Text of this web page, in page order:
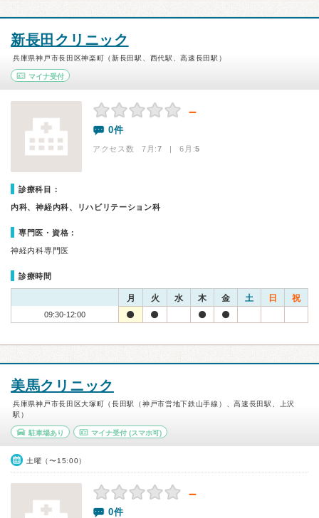
新長田クリニック
兵庫県神戸市長田区神楽町（新長田駅、西代駅、高速長田駅）
マイナ受付
－
0件
アクセス数 7月:7 | 6月:5
診療科目：
内科、神経内科、リハビリテーション科
専門医・資格：
神経内科専門医
診療時間
月 火 水 木 金 土 日 祝
09:30-12:00
美馬クリニック
兵庫県神戸市長田区大塚町（長田駅（神戸市営地下鉄山手線）、高速長田駅、上沢
駅）
駐車場あり マイナ受付(スマホ可)
土曜（〜15:00）
－
0件